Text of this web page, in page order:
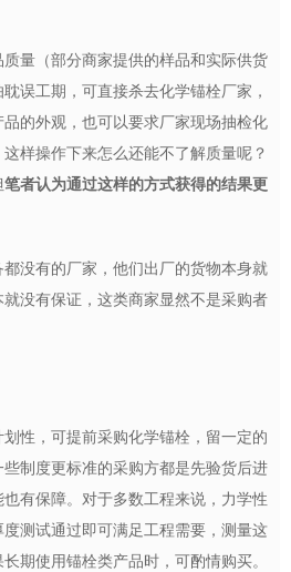
量（部分商家提供的样品和实际供货
误工期，可直接杀去化学锚栓厂家，
的外观，也可以要求厂家现场抽检化
样操作下来怎么还能不了解质量呢？
笔者认为通过这样的方式获得的结果更
没有的厂家，他们出厂的货物本身就
没有保证，这类商家显然不是采购者
性，可提前采购化学锚栓，留一定的
制度更标准的采购方都是先验货后进
有保障。对于多数工程来说，力学性
测试通过即可满足工程需要，测量这
期使用锚栓类产品时，可酌情购买。